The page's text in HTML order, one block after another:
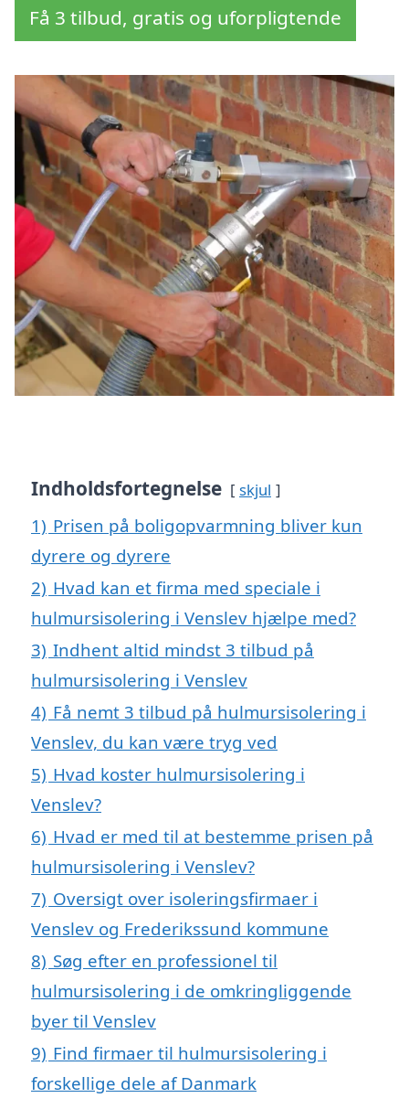
Få 3 tilbud, gratis og uforpligtende
Indholdsfortegnelse skjul
1) Prisen på boligopvarmning bliver kun
dyrere og dyrere
2) Hvad kan et firma med speciale i
hulmursisolering i Venslev hjælpe med?
3) Indhent altid mindst 3 tilbud på
hulmursisolering i Venslev
4) Få nemt 3 tilbud på hulmursisolering i
Venslev, du kan være tryg ved
5) Hvad koster hulmursisolering i
Venslev?
6) Hvad er med til at bestemme prisen på
hulmursisolering i Venslev?
7) Oversigt over isoleringsfirmaer i
Venslev og Frederikssund kommune
8) Søg efter en professionel til
hulmursisolering i de omkringliggende
byer til Venslev
9) Find firmaer til hulmursisolering i
forskellige dele af Danmark